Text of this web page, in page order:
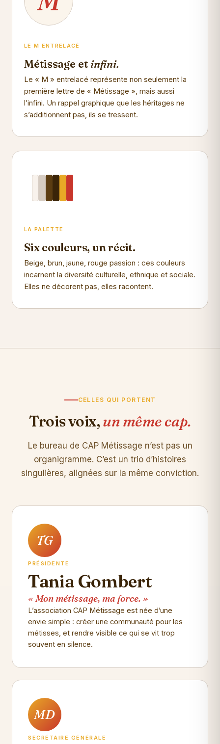
LE M ENTRELACÉ
Métissage et infini.
Le « M » entrelacé représente non seulement la
première lettre de « Métissage », mais aussi
l’infini. Un rappel graphique que les héritages ne
s’additionnent pas, ils se tressent.
LA PALETTE
Six couleurs, un récit.
Beige, brun, jaune, rouge passion : ces couleurs
incarnent la diversité culturelle, ethnique et sociale.
Elles ne décorent pas, elles racontent.
CELLES QUI PORTENT
Trois voix,un même cap.
Le bureau de CAP Métissage n’est pas un
organigramme. C’est un trio d’histoires
singulières, alignées sur la même conviction.
TG
PRÉSIDENTE
Tania Gombert
« Mon métissage, ma force. »
L’association CAP Métissage est née d’une
envie simple : créer une communauté pour les
métisses, et rendre visible ce qui se vit trop
souvent en silence.
MD
SECRÉTAIRE GÉNÉRALE